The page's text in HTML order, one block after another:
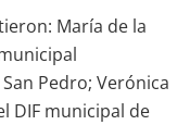
María de la
Pedro; Verónica
DIF municipal de